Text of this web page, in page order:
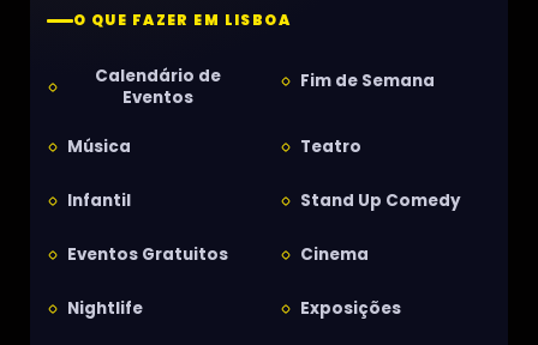
O QUE FAZER EM LISBOA
Calendário de
Eventos
Fim de Semana
Música Teatro
Infantil Stand Up Comedy
Eventos Gratuitos Cinema
Nightlife Exposições